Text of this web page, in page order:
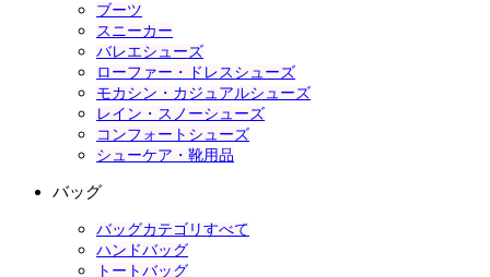
ブーツ
スニーカー
バレエシューズ
ローファー・ドレスシューズ
モカシン・カジュアルシューズ
レイン・スノーシューズ
コンフォートシューズ
シューケア・靴用品
バッグ
バッグカテゴリすべて
ハンドバッグ
トートバッグ